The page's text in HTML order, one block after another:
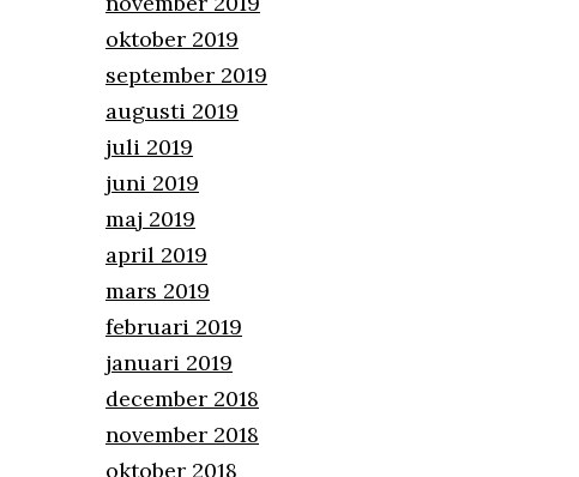
oktober 2019
september 2019
augusti 2019
juli 2019
juni 2019
maj 2019
april 2019
mars 2019
februari 2019
januari 2019
december 2018
november 2018
oktober 2018